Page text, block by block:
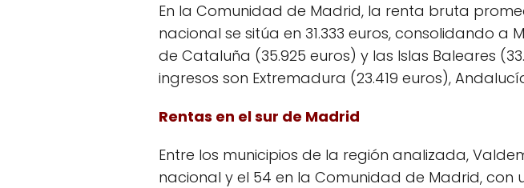
En la Comunidad de Madrid, la renta bruta
nacional se sitúa en 31.333 euros, consolidando
de Cataluña (35.925 euros) y las Islas Baleares
ingresos son Extremadura (23.419 euros),
Rentas en el sur de Madrid
Entre los municipios de la región analizada,
nacional y el 54 en la Comunidad de Madrid, con